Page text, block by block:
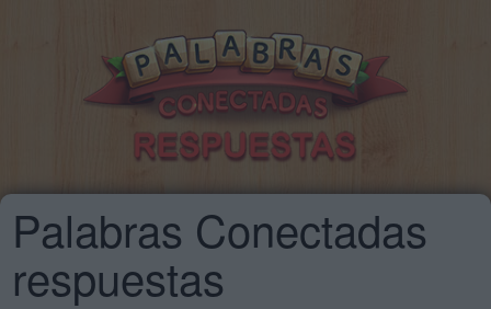
Palabras Conectadas
respuestas